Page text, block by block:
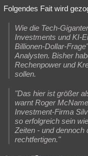
Folgendes Fait wird
Wie die Tech-
Investments und KI-
Billionen-Dollar-
Analysten. Bisher
Rechenpower und
sollen.
"Das hier ist größer
warnt Roger
Investment-Firma
so erfolgreich sein
Zeiten - und
rechtfertigen."